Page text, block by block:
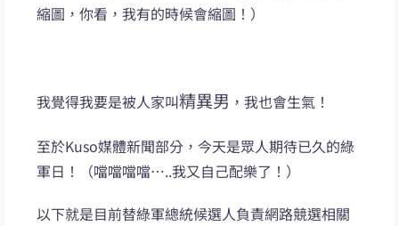
縮圖，你看，我有的時候會縮圖！）
我覺得我要是被人家叫精異男 ，我也會生氣！
至於Kuso媒體新聞部分，今天是眾人期待已久的綠
軍日！（噹噹噹噹…..我又自己配樂了！）
以下就是目前替綠軍總統候選人負責網路競選相關